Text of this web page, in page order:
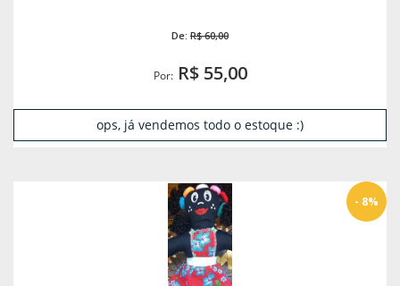
De: R$ 60,00
Por:R$ 55,00
ops, já vendemos todo o estoque :)
- 8%